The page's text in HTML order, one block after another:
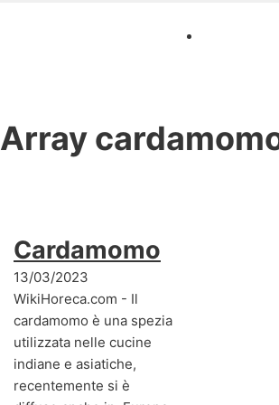
Array
Cardamomo
13/03/2023
WikiHoreca.com - Il
cardamomo è una spezia
utilizzata nelle cucine
indiane e asiatiche,
recentemente si è